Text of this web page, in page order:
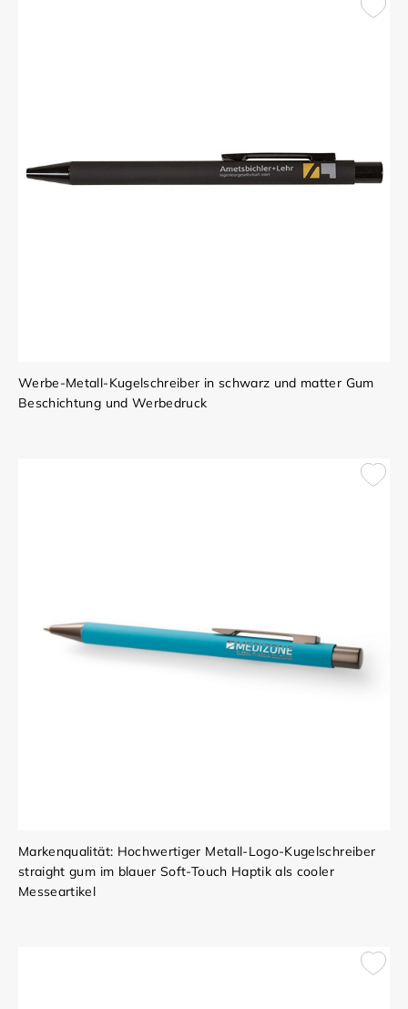
Werbe-Metall-Kugelschreiber in schwarz und matter Gum
Beschichtung und Werbedruck
Markenqualität: Hochwertiger Metall-Logo-Kugelschreiber
straight gum im blauer Soft-Touch Haptik als cooler
Messeartikel